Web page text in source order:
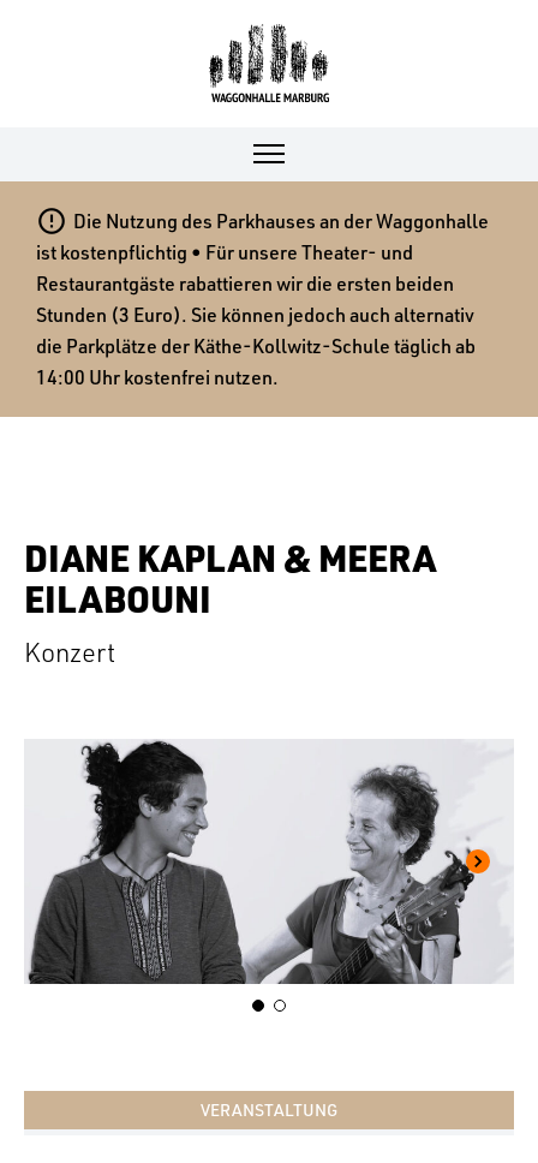
 Die Nutzung des Parkhauses an der Waggonhalle
ist kostenpflichtig • Für unsere Theater- und
Restaurantgäste rabattieren wir die ersten beiden
Stunden (3 Euro). Sie können jedoch auch alternativ
die Parkplätze der Käthe-Kollwitz-Schule täglich ab
14:00 Uhr kostenfrei nutzen.
DIANE KAPLAN & MEERA
EILABOUNI
Konzert
VERANSTALTUNG